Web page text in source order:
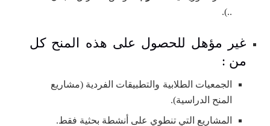
..).
غير مؤهل للحصول على هذه المنح كل
من :
الجمعيات الطلابية والتطبيقات الفردية (مشاريع
المنح الدراسية).
المشاريع التي تنطوي على أنشطة بحثية فقط.